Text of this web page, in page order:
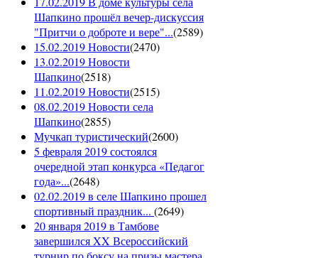
Шапкино прошёл вечер-дискуссия
"Притчи о доброте и вере"...(2589)
15.02.2019 Новости(2470)
13.02.2019 Новости
Шапкино(2518)
11.02.2019 Новости(2515)
08.02.2019 Новости села
Шапкино(2855)
Мучкап туристический(2600)
5 февраля 2019 состоялся
очередной этап конкурса «Педагог
года»...(2648)
02.02.2019 в селе Шапкино прошел
спортивный праздник... (2649)
20 января 2019 в Тамбове
завершился XX Всероссийский